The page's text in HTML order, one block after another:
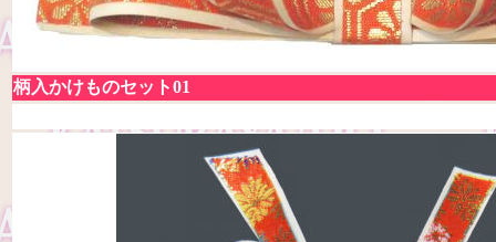
柄入かけものセット01